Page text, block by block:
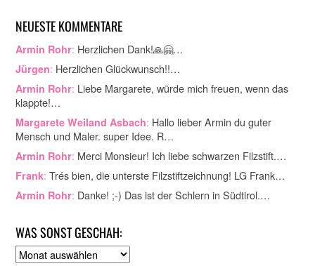
NEUESTE KOMMENTARE
Armin Rohr: Herzlichen Dank!🙏🤗…
Jürgen: Herzlichen Glückwunsch!!…
Armin Rohr: Liebe Margarete, würde mich freuen, wenn das
klappte!…
Margarete Weiland Asbach: Hallo lieber Armin du guter
Mensch und Maler. super Idee. R…
Armin Rohr: Merci Monsieur! Ich liebe schwarzen Filzstift.…
Frank: Trés bien, die unterste Filzstiftzeichnung! LG Frank…
Armin Rohr: Danke! ;-) Das ist der Schlern in Südtirol.…
WAS SONST GESCHAH:
A